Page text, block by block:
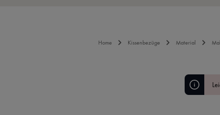
Home Kissenbezüge Material